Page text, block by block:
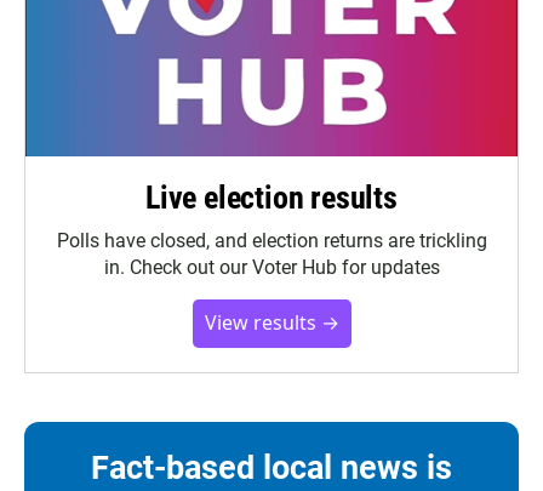
Live election results
Polls have closed, and election returns are trickling
in. Check out our Voter Hub for updates
View results →
Fact-based local news is